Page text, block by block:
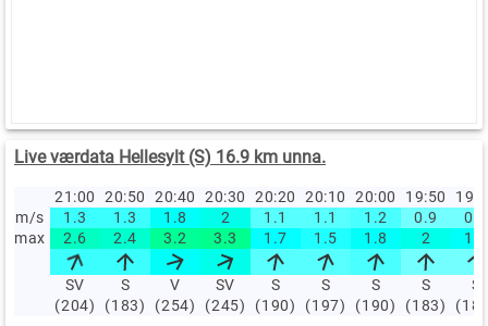
Live værdata Hellesylt (S) 16.9 km unna.
21:00 20:50 20:40 20:30 20:20 20:10 20:00 19:50
m/s
1.3 1.3 1.8 2 1.1 1.1 1.2 0.9
0.9
max
2.6 2.4 3.2 3.3 1.7 1.5 1.8 2 1.8
SV
(204)
S
(183)
V
(254)
SV
(245)
S
(190)
S
(197)
S
(190)
S
(183)
S